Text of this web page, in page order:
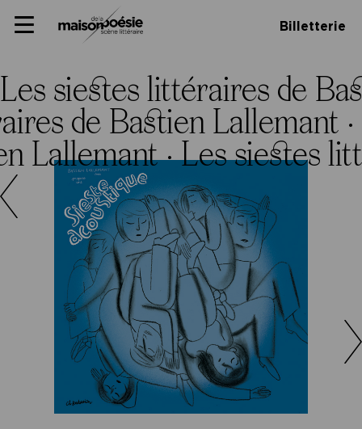
Panneau de gestion des cookies
to
Primary
Billetterie
Les siestes littéraires de
de Bastien Lallemant ·
Lallemant ·Les siestes